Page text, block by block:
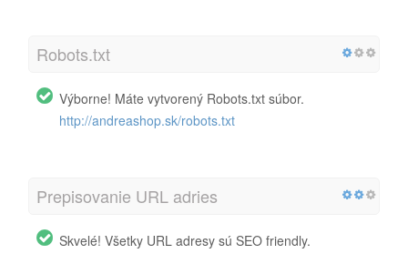
Robots.txt
Výborne! Máte vytvorený Robots.txt súbor.
http://andreashop.sk/robots.txt
Prepisovanie URL adries
Skvelé! Všetky URL adresy sú SEO friendly.